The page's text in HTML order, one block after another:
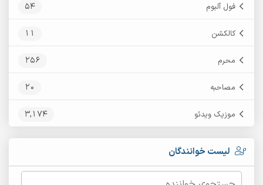
فول آلبوم 54
کالکشن 11
محرم 256
مصاحبه 20
موزیک ویدئو 3,174
لیست خوانندگان